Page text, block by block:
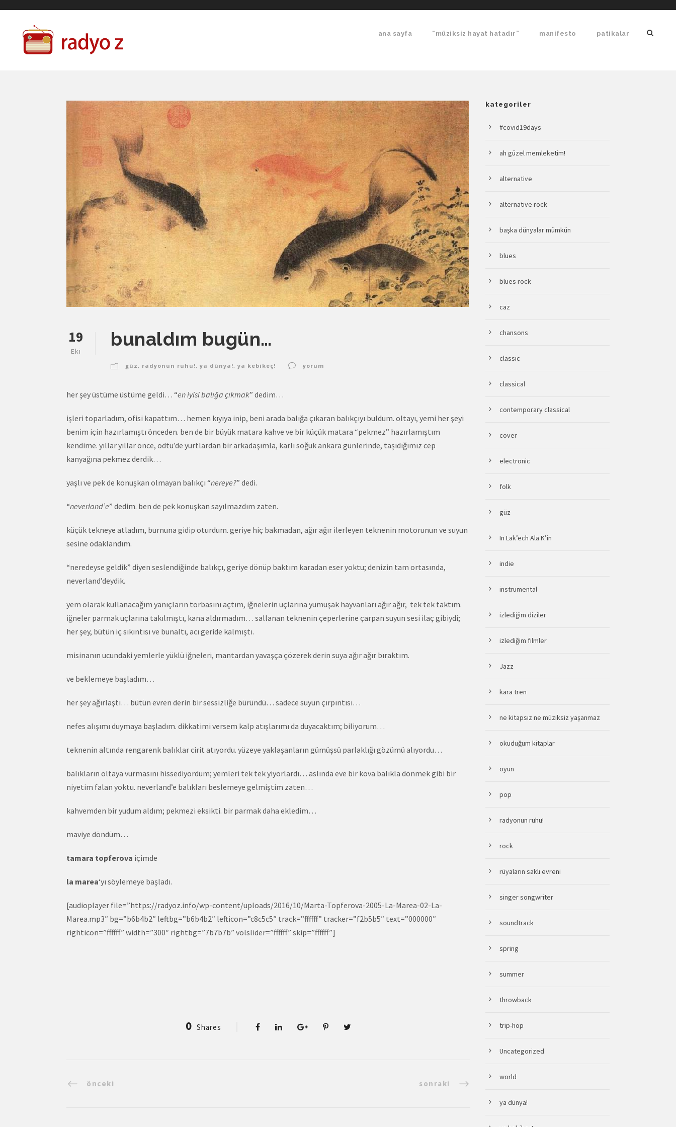
ana sayfa “müziksiz hayat hatadır” manifesto patikalar
19
Eki
bunaldım bugün…
güz, radyonun ruhu!, ya dünya!, ya kebikeç! yorum
her şey üstüme üstüme geldi… “en iyisi balığa çıkmak” dedim…
işleri toparladım, ofisi kapattım… hemen kıyıya inip, beni arada balığa çıkaran balıkçıyı buldum. oltayı, yemi her şeyi
benim için hazırlamıştı önceden. ben de bir büyük matara kahve ve bir küçük matara “pekmez” hazırlamıştım
kendime. yıllar yıllar önce, odtü’de yurtlardan bir arkadaşımla, karlı soğuk ankara günlerinde, taşıdığımız cep
kanyağına pekmez derdik…
yaşlı ve pek de konuşkan olmayan balıkçı “nereye?” dedi.
“neverland’e” dedim. ben de pek konuşkan sayılmazdım zaten.
küçük tekneye atladım, burnuna gidip oturdum. geriye hiç bakmadan, ağır ağır ilerleyen teknenin motorunun ve suyun
sesine odaklandım.
“neredeyse geldik” diyen seslendiğinde balıkçı, geriye dönüp baktım karadan eser yoktu; denizin tam ortasında,
neverland’deydik.
yem olarak kullanacağım yanıçların torbasını açtım, iğnelerin uçlarına yumuşak hayvanları ağır ağır, tek tek taktım.
iğneler parmak uçlarına takılmıştı, kana aldırmadım… sallanan teknenin çeperlerine çarpan suyun sesi ilaç gibiydi;
her şey, bütün iç sıkıntısı ve bunaltı, acı geride kalmıştı.
misinanın ucundaki yemlerle yüklü iğneleri, mantardan yavaşça çözerek derin suya ağır ağır bıraktım.
ve beklemeye başladım…
her şey ağırlaştı… bütün evren derin bir sessizliğe büründü… sadece suyun çırpıntısı…
nefes alışımı duymaya başladım. dikkatimi versem kalp atışlarımı da duyacaktım; biliyorum…
teknenin altında rengarenk balıklar cirit atıyordu. yüzeye yaklaşanların gümüşsü parlaklığı gözümü alıyordu…
balıkların oltaya vurmasını hissediyordum; yemleri tek tek yiyorlardı… aslında eve bir kova balıkla dönmek gibi bir
niyetim falan yoktu. neverland’e balıkları beslemeye gelmiştim zaten…
kahvemden bir yudum aldım; pekmezi eksikti. bir parmak daha ekledim…
maviye döndüm…
tamara topferova içimde
la marea‘yı söylemeye başladı.
[audioplayer file=”https://radyoz.info/wp-content/uploads/2016/10/Marta-Topferova-2005-La-Marea-02-La-
Marea.mp3″ bg=”b6b4b2″ leftbg=”b6b4b2″ lefticon=”c8c5c5″ track=”ffffff” tracker=”f2b5b5″ text=”000000″
righticon=”ffffff” width=”300″ rightbg=”7b7b7b” volslider=”ffffff” skip=”ffffff”]
0 Shares
önceki sonraki
kategoriler
#covid19days
ah güzel memleketim!
alternative
alternative rock
başka dünyalar mümkün
blues
blues rock
caz
chansons
classic
classical
contemporary classical
cover
electronic
folk
güz
In Lak’ech Ala K’in
indie
instrumental
izlediğim diziler
izlediğim filmler
Jazz
kara tren
ne kitapsız ne müziksiz yaşanmaz
okuduğum kitaplar
oyun
pop
radyonun ruhu!
rock
rüyaların saklı evreni
singer songwriter
soundtrack
spring
summer
throwback
trip-hop
Uncategorized
world
ya dünya!